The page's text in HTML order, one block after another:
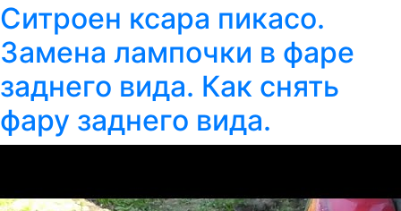
Ситроен ксара пикасо.
Замена лампочки в фаре
заднего вида. Как снять
фару заднего вида.